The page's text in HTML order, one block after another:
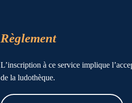
Règlement
L’inscription à ce service implique
de la ludothèque.